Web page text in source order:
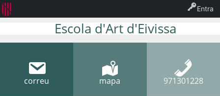
Escola d'Art d'Eivissa
correu mapa 971301228
Entra